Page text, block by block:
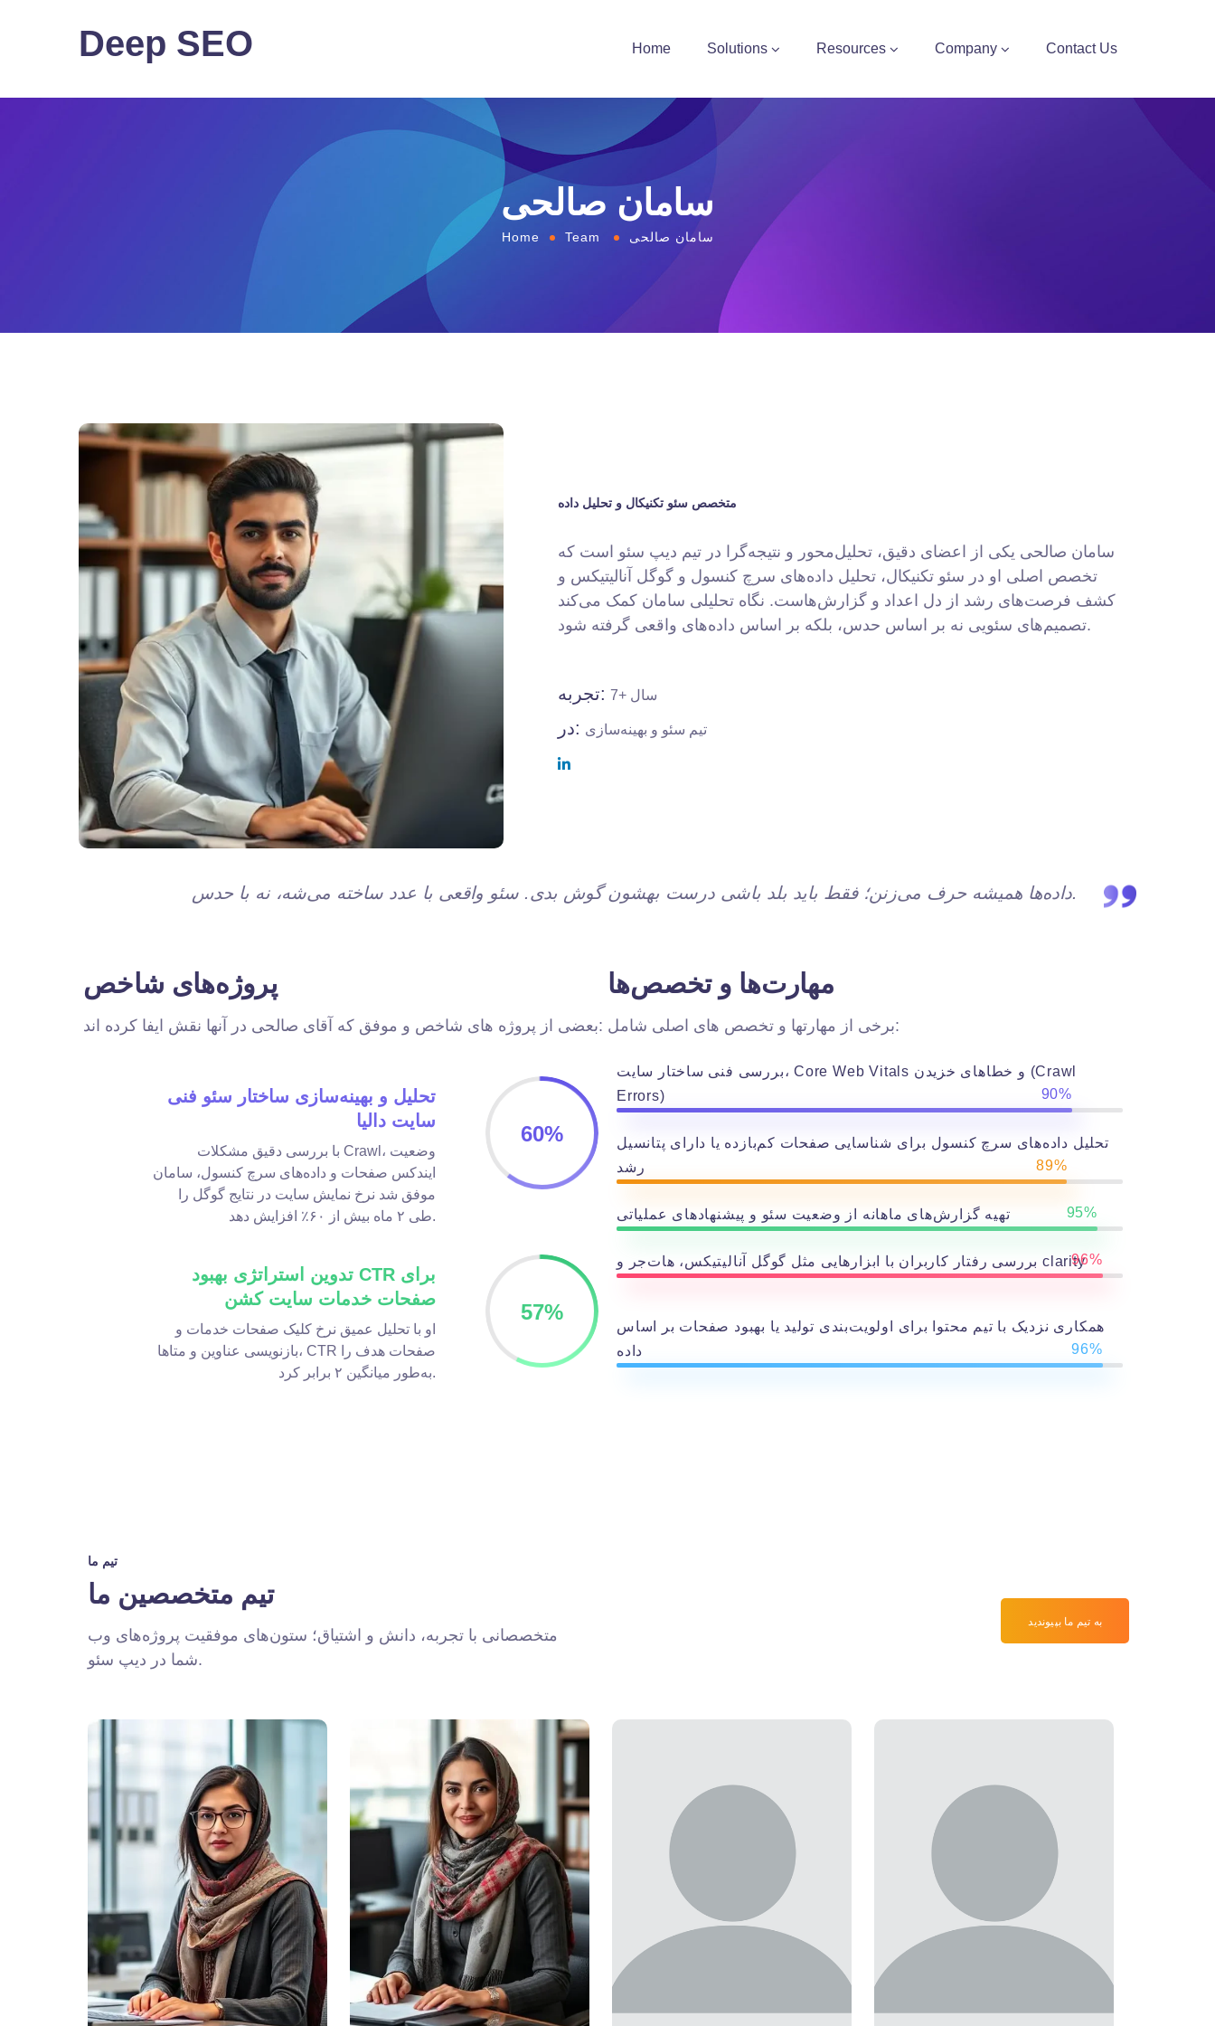
Deep SEO Home Solutions Resources Company Contact Us
سامان صالحی
Home Team سامان صالحی
متخصص سئو تکنیکال و تحلیل داده
سامان صالحی یکی از اعضای دقیق، تحلیل‌محور و نتیجه‌گرا در تیم دیپ سئو است که
تخصص اصلی او در سئو تکنیکال، تحلیل داده‌های سرچ کنسول و گوگل آنالیتیکس و
کشف فرصت‌های رشد از دل اعداد و گزارش‌هاست. نگاه تحلیلی سامان کمک می‌کند
تصمیم‌های سئویی نه بر اساس حدس، بلکه بر اساس داده‌های واقعی گرفته شود.
تجربه: 7+ سال
در: تیم سئو و بهینه‌سازی
داده‌ها همیشه حرف می‌زنن؛ فقط باید بلد باشی درست بهشون گوش بدی. سئو واقعی با عدد ساخته می‌شه، نه با حدس.
پروژه‌های شاخص
بعضی از پروژه های شاخص و موفق که آقای صالحی در آنها نقش ایفا کرده اند:
تحلیل و بهینه‌سازی ساختار سئو فنی
با بررسی دقیق مشکلات Crawl، وضعیت
ایندکس صفحات و داده‌های سرچ کنسول، سامان
موفق شد نرخ نمایش سایت در نتایج گوگل را
طی ۲ ماه بیش از ۶۰٪ افزایش دهد.
60%
تدوین استراتژی بهبود CTR برای
صفحات خدمات سایت کشن
او با تحلیل عمیق نرخ کلیک صفحات خدمات و
بازنویسی عناوین و متاها، CTR صفحات هدف را
به‌طور میانگین ۲ برابر کرد.
57%
مهارت‌ها و تخصص‌ها
برخی از مهارتها و تخصص های اصلی شامل:
بررسی فنی ساختار سایت، Core Web Vitals و خطاهای خزیدن (Crawl
Errors)
90%
تحلیل داده‌های سرچ کنسول برای شناسایی صفحات کم‌بازده یا دارای پتانسیل
رشد
89%
تهیه گزارش‌های ماهانه از وضعیت سئو و پیشنهادهای عملیاتی 95%
بررسی رفتار کاربران با ابزارهایی مثل گوگل آنالیتیکس، هات‌جر و clarity96%
همکاری نزدیک با تیم محتوا برای اولویت‌بندی تولید یا بهبود صفحات بر اساس
داده
96%
تیم ما
تیم متخصصین ما
متخصصانی با تجربه، دانش و اشتیاق؛ ستون‌های موفقیت پروژه‌های وب
شما در دیپ سئو.
به تیم ما بپیوندید